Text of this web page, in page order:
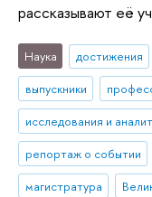
рассказывают её
Наука достижения
выпускники
исследования и
репортаж о событии
магистратура